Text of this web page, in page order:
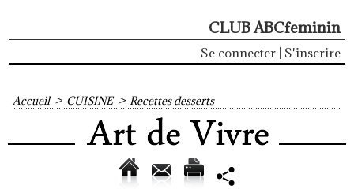
CLUB ABCfeminin
Se connecter S'inscrire
Accueil > CUISINE > Recettes desserts